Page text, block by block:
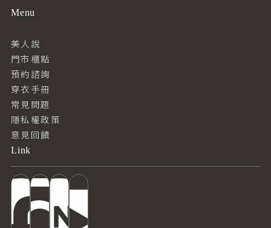
Menu
美人說
門市櫃點
預約諮詢
穿衣手冊
常見問題
隱私權政策
意見回饋
Link